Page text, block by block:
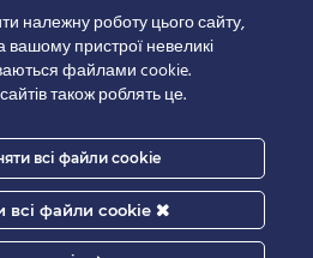
належну роботу цього сайту,
вашому пристрої невеликі
файлами cookie.
також роблять це.
всі файли cookie
всі файли cookie